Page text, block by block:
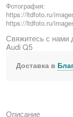
Фотография:
https://ltdfoto.ru/
https://ltdfoto.ru/
Свяжитесь с нами
Audi Q5
Доставка в
Описание